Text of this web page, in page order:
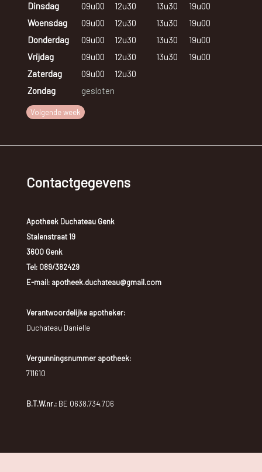
Dinsdag
09u00 12u30 13u30
19u00
Woensdag
09u00 12u30 13u30
19u00
Donderdag
09u00 12u30 13u30
19u00
Vrijdag
09u00 12u30 13u30
19u00
Zaterdag
09u00
12u30
Zondag
gesloten
Volgende week
Contactgegevens
Apotheek Duchateau Genk
Stalenstraat 19
3600 Genk
Tel: 089/382429
E-mail: apotheek.duchateau@gmail.com
Verantwoordelijke apotheker:
Duchateau Danielle
Vergunningsnummer apotheek:
711610
B.T.W.nr.:BE 0638.734.706